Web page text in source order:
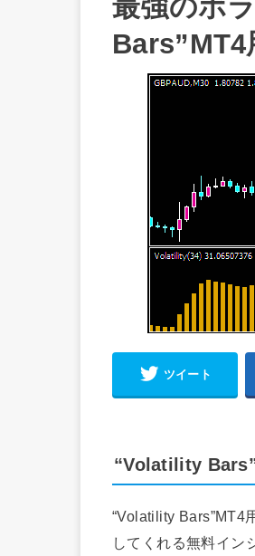
最強のボ
Bars”MT4
ツイート
“Volatility
“Volatility Bars”MT4
してくれる無料イン